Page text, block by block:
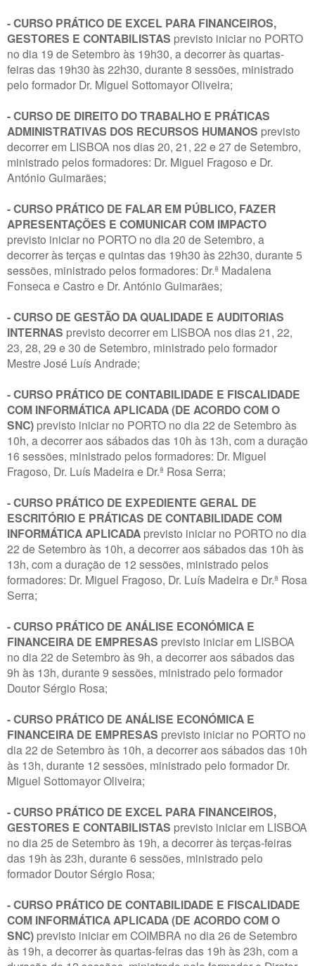
- CURSO PRÁTICO DE EXCEL PARA FINANCEIROS,
GESTORES E CONTABILISTAS previsto iniciar no PORTO
no dia 19 de Setembro às 19h30, a decorrer às quartas-
feiras das 19h30 às 22h30, durante 8 sessões, ministrado
pelo formador Dr. Miguel Sottomayor Oliveira;
- CURSO DE DIREITO DO TRABALHO E PRÁTICAS
ADMINISTRATIVAS DOS RECURSOS HUMANOS previsto
decorrer em LISBOA nos dias 20, 21, 22 e 27 de Setembro,
ministrado pelos formadores: Dr. Miguel Fragoso e Dr.
António Guimarães;
- CURSO PRÁTICO DE FALAR EM PÚBLICO, FAZER
APRESENTAÇÕES E COMUNICAR COM IMPACTO
previsto iniciar no PORTO no dia 20 de Setembro, a
decorrer às terças e quintas das 19h30 às 22h30, durante 5
sessões, ministrado pelos formadores: Dr.ª Madalena
Fonseca e Castro e Dr. António Guimarães;
- CURSO DE GESTÃO DA QUALIDADE E AUDITORIAS
INTERNAS previsto decorrer em LISBOA nos dias 21, 22,
23, 28, 29 e 30 de Setembro, ministrado pelo formador
Mestre José Luís Andrade;
- CURSO PRÁTICO DE CONTABILIDADE E FISCALIDADE
COM INFORMÁTICA APLICADA (DE ACORDO COM O
SNC) previsto iniciar no PORTO no dia 22 de Setembro às
10h, a decorrer aos sábados das 10h às 13h, com a duração
16 sessões, ministrado pelos formadores: Dr. Miguel
Fragoso, Dr. Luís Madeira e Dr.ª Rosa Serra;
- CURSO PRÁTICO DE EXPEDIENTE GERAL DE
ESCRITÓRIO E PRÁTICAS DE CONTABILIDADE COM
INFORMÁTICA APLICADA previsto iniciar no PORTO no dia
22 de Setembro às 10h, a decorrer aos sábados das 10h às
13h, com a duração de 12 sessões, ministrado pelos
formadores: Dr. Miguel Fragoso, Dr. Luís Madeira e Dr.ª Rosa
Serra;
- CURSO PRÁTICO DE ANÁLISE ECONÓMICA E
FINANCEIRA DE EMPRESAS previsto iniciar em LISBOA
no dia 22 de Setembro às 9h, a decorrer aos sábados das
9h às 13h, durante 9 sessões, ministrado pelo formador
Doutor Sérgio Rosa;
- CURSO PRÁTICO DE ANÁLISE ECONÓMICA E
FINANCEIRA DE EMPRESAS previsto iniciar no PORTO no
dia 22 de Setembro às 10h, a decorrer aos sábados das 10h
às 13h, durante 12 sessões, ministrado pelo formador Dr.
Miguel Sottomayor Oliveira;
- CURSO PRÁTICO DE EXCEL PARA FINANCEIROS,
GESTORES E CONTABILISTAS previsto iniciar em LISBOA
no dia 25 de Setembro às 19h, a decorrer às terças-feiras
das 19h às 23h, durante 6 sessões, ministrado pelo
formador Doutor Sérgio Rosa;
- CURSO PRÁTICO DE CONTABILIDADE E FISCALIDADE
COM INFORMÁTICA APLICADA (DE ACORDO COM O
SNC) previsto iniciar em COIMBRA no dia 26 de Setembro
às 19h, a decorrer às quartas-feiras das 19h às 23h, com a